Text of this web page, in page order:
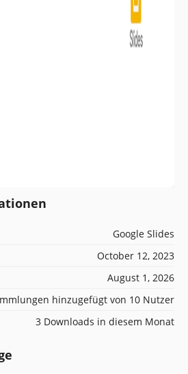
Google Slides
October 12, 2023
August 1, 2026
hinzugefügt von 10 Nutzer
3 Downloads in diesem Monat